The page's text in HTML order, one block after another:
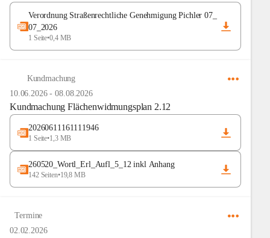
Verordnung Straßenrechtliche Genehmigung Pichler 07_
07_2026
1 Seite•0,4 MB
Kundmachung
10.06.2026-08.08.2026
Kundmachung Flächenwidmungsplan 2.12
20260611161111946
1 Seite•1,3 MB
260520_Wortl_Erl_Aufl_5_12 inkl Anhang
142 Seiten•19,8 MB
Termine
02.02.2026